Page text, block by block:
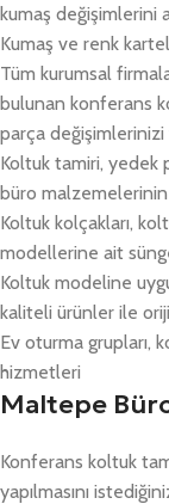
kumaş değişimlerini
Kumaş ve renk
Tüm kurumsal
bulunan konferans
parça değişimlerinizi
Koltuk tamiri, yedek
büro malzemelerinin
Koltuk kolçakları,
modellerine ait
Koltuk modeline
kaliteli ürünler ile
Ev oturma grupları,
hizmetleri
Maltepe
Konferans koltuk
yapılmasını